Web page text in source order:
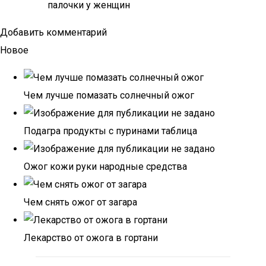
палочки у женщин
Добавить комментарий
Новое
Чем лучше помазать солнечный ожог
Подагра продукты с пуринами таблица
Ожог кожи руки народные средства
Чем снять ожог от загара
Лекарство от ожога в гортани